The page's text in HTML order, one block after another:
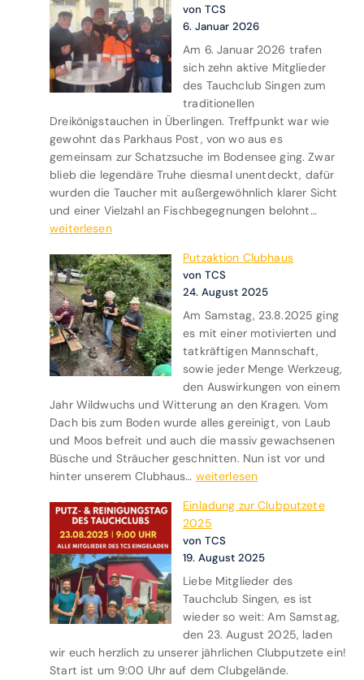
2
6
a
h
r
t
z
r
J
u
r
a
i
m
a
i
2
0
2
6
von TCS
6. Januar 2026
Am 6. Januar 2026 trafen
sich zehn aktive Mitglieder
des Tauchclub Singen zum
traditionellen
Dreikönigstauchen in Überlingen. Treffpunkt war wie
gewohnt das Parkhaus Post, von wo aus es
gemeinsam zur Schatzsuche im Bodensee ging. Zwar
blieb die legendäre Truhe diesmal unentdeckt, dafür
wurden die Taucher mit außergewöhnlich klarer Sicht
und einer Vielzahl an Fischbegegnungen belohnt…
n
i
s
t
a
u
c
h
2
r
a
d
weiterlesen
Putzaktion Clubhaus
von TCS
24. August 2025
Am Samstag, 23.8.2025 ging
es mit einer motivierten und
tatkräftigen Mannschaft,
sowie jeder Menge Werkzeug,
den Auswirkungen von einem
Jahr Wildwuchs und Witterung an den Kragen. Vom
Dach bis zum Boden wurde alles gereinigt, von Laub
und Moos befreit und auch die massiv gewachsenen
Büsche und Sträucher geschnitten. Nun ist vor und
hinter unserem Clubhaus… P
t
z
a
k
t
i
o
n
C
l
weiterlesen
Einladung zur Clubputzete
2025
von TCS
19. August 2025
Liebe Mitglieder des
Tauchclub Singen, es ist
wieder so weit: Am Samstag,
den 23. August 2025, laden
wir euch herzlich zu unserer jährlichen Clubputzete ein!
Start ist um 9:00 Uhr auf dem Clubgelände.